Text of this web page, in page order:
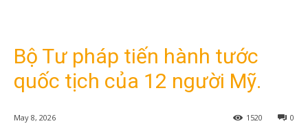
Bộ Tư pháp tiến hành tước
quốc tịch của 12 người Mỹ.
May 8, 2026 0
1520